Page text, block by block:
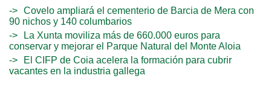
Covelo ampliará el cementerio de Barcia de Mera con
90 nichos y 140 columbarios
La Xunta moviliza más de 660.000 euros para
conservar y mejorar el Parque Natural del Monte Aloia
El CIFP de Coia acelera la formación para cubrir
vacantes en la industria gallega